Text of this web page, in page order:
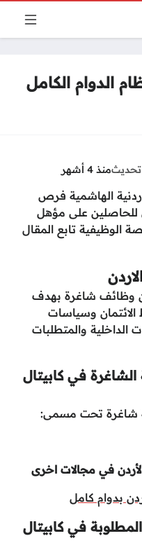
الدوام الكامل
تحديثمنذ 4 أشهر
الهاشمية فرص
للحاصلين على مؤهل
الوظيفية تابع المقال
وظائف شاغرة بهدف
وسياسات
الداخلية والمتطلبات
في كابيتال
شاغرة تحت مسمى:
في مجالات اخرى
بدوام كامل
في كابيتال